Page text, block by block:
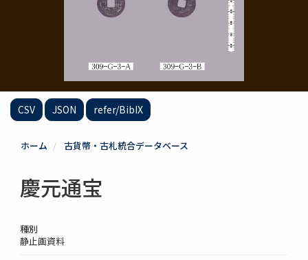
CSV JSON refer/BibIX
ホーム 古貨幣・古札統合データベース
慶元通宝
種別
静止画資料